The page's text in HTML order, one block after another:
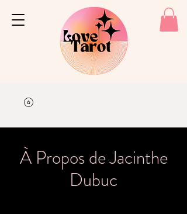
À Propos de Jacinthe
Dubuc